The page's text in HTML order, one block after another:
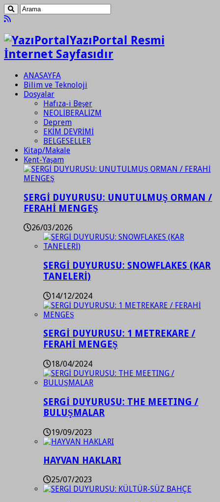
YazıPortal Resmi
İnternet Sayfasıdır
ANASAYFA
Bilim ve Teknoloji
Dosyalar
Hafıza-i Beşer
NEOLİBERALİZM
Deprem
EKİM DEVRİMİ
BELGESELLER
Kitap/Makale
Kent-Yaşam
SERGİ DUYURUSU: UNUTULMUŞ ORMAN /
FERAHİ MENGEŞ
26/03/2026
SERGİ DUYURUSU: SNOWFLAKES (KAR
TANELERİ)
14/12/2024
SERGİ DUYURUSU: 1 METREKARE /
FERAHİ MENGEŞ
18/04/2024
SERGİ DUYURUSU: THE MEETING /
BULUŞMALAR
19/09/2023
HAYVAN HAKLARI
25/07/2023